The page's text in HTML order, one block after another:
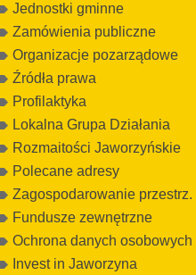
Jednostki gminne
Zamówienia publiczne
Organizacje pozarządowe
Źródła prawa
Profilaktyka
Lokalna Grupa Działania
Rozmaitości Jaworzyńskie
Polecane adresy
Zagospodarowanie przestrz.
Fundusze zewnętrzne
Ochrona danych osobowych
Invest in Jaworzyna